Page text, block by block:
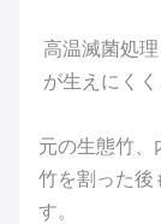
高温滅菌処
が生えにく
元の生態竹、
竹を割った後
す。